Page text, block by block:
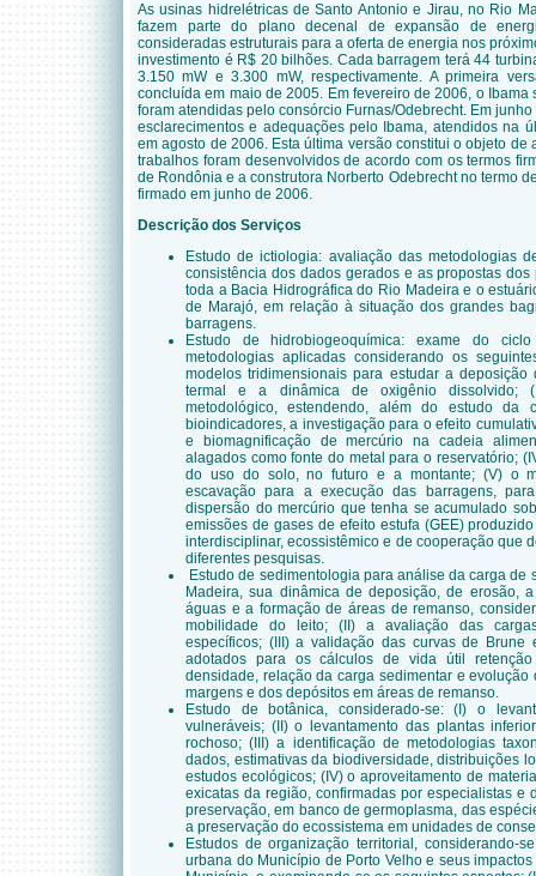
As usinas hidrelétricas de Santo Antonio e Jirau, no Rio
fazem parte do plano decenal de expansão de
consideradas estruturais para a oferta de energia nos
investimento é R$ 20 bilhões. Cada barragem terá 44
3.150 mW e 3.300 mW, respectivamente. A primeira
concluída em maio de 2005. Em fevereiro de 2006, o Ibama
foram atendidas pelo consórcio Furnas/Odebrecht. Em
esclarecimentos e adequações pelo Ibama, atendidos na
em agosto de 2006. Esta última versão constitui o objeto de
trabalhos foram desenvolvidos de acordo com os termos
de Rondônia e a construtora Norberto Odebrecht no termo
firmado em junho de 2006.
Descrição dos Serviços
Estudo de ictiologia: avaliação das metodologias
consistência dos dados gerados e as propostas
toda a Bacia Hidrográfica do Rio Madeira e o
de Marajó, em relação à situação dos grandes
barragens.
Estudo de hidrobiogeoquímica: exame do
metodologias aplicadas considerando os
modelos tridimensionais para estudar a deposição
termal e a dinâmica de oxigênio dissolvido;
metodológico, estendendo, além do estudo da
bioindicadores, a investigação para o efeito
e biomagnificação de mercúrio na cadeia
alagados como fonte do metal para o reservatório;
do uso do solo, no futuro e a montante; (V) o
escavação para a execução das barragens,
dispersão do mercúrio que tenha se acumulado
emissões de gases de efeito estufa (GEE)
interdisciplinar, ecossistêmico e de cooperação que
diferentes pesquisas.
Estudo de sedimentologia para análise da carga de
Madeira, sua dinâmica de deposição, de erosão,
águas e a formação de áreas de remanso,
mobilidade do leito; (II) a avaliação das
específicos; (III) a validação das curvas de
adotados para os cálculos de vida útil retenção
densidade, relação da carga sedimentar e
margens e dos depósitos em áreas de remanso.
Estudo de botânica, considerado-se: (I) o
vulneráveis; (II) o levantamento das plantas
rochoso; (III) a identificação de metodologias
dados, estimativas da biodiversidade, distribuições
estudos ecológicos; (IV) o aproveitamento de
exicatas da região, confirmadas por especialistas e
preservação, em banco de germoplasma, das
a preservação do ecossistema em unidades de
Estudos de organização territorial, considerando-
urbana do Município de Porto Velho e seus